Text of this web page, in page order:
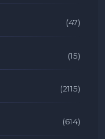
(47)
(15)
(2115)
(614)